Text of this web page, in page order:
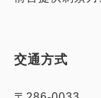
交通方式